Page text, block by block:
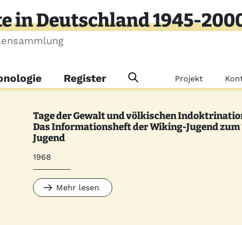
in Deutschland 1945-
Register Meta-
Projekt
Tage der Gewalt und völkischen
Das Informationsheft der Wiking-Jugend
Jugend
1968
Mehr lesen